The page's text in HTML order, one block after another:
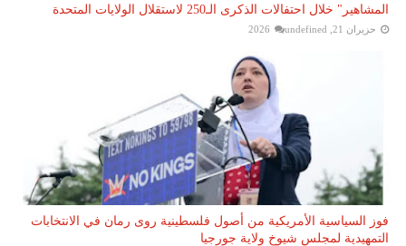
المشاهير" خلال احتفالات الذكرى الـ250 لاستقلال الولايات المتحدة
حزيران 21, 2026 undefined
فوز السياسية الأمريكية من أصول فلسطينية روى رمان في الانتخابات
التمهيدية لمجلس شيوخ ولاية جورجيا